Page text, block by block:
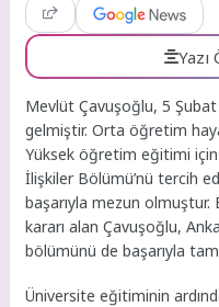
Mevlüt Çavuşoğlu, 5
gelmiştir. Orta öğretim
Yüksek öğretim eğitimi için
İlişkiler Bölümü’nü tercih
başarıyla mezun
kararı alan Çavuşoğlu,
bölümünü de başarıyla
Üniversite eğitiminin